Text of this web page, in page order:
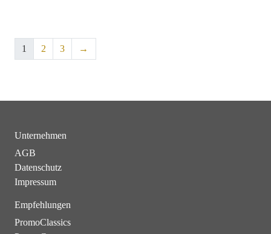
1 2 3 →
Unternehmen
AGB
Datenschutz
Impressum
Empfehlungen
PromoClassics